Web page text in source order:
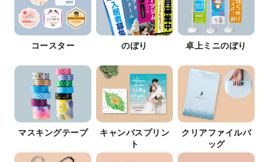
コースター のぼり 卓上ミニのぼり
マスキングテープ
キャンバスプリン
ト
クリアファイルバ
ッグ